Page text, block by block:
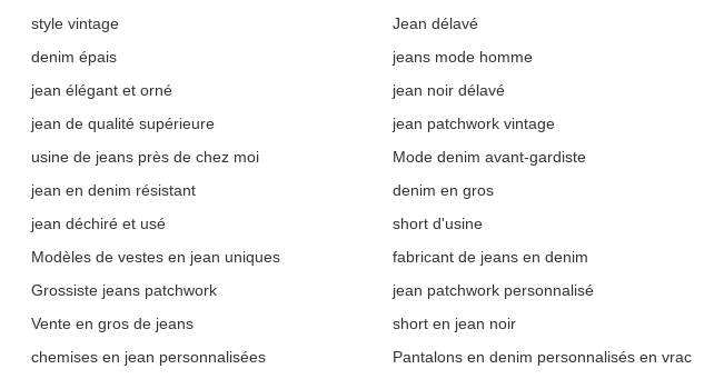
style vintage
Jean délavé
denim épais
jeans mode homme
jean élégant et orné
jean noir délavé
jean de qualité supérieure
jean patchwork vintage
usine de jeans près de chez moi
Mode denim avant-gardiste
jean en denim résistant
denim en gros
jean déchiré et usé
short d'usine
Modèles de vestes en jean uniques
fabricant de jeans en denim
Grossiste jeans patchwork
jean patchwork personnalisé
Vente en gros de jeans
short en jean noir
chemises en jean personnalisées
Pantalons en denim personnalisés en vrac